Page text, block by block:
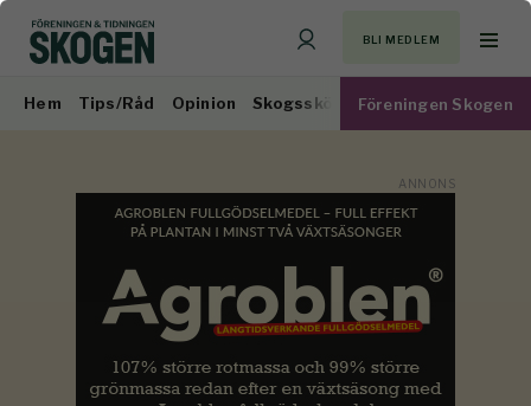
BLI MEDLEM
Hem Tips/Råd Opinion Skogsskötsel Virkesmarknad
Föreningen Skogen